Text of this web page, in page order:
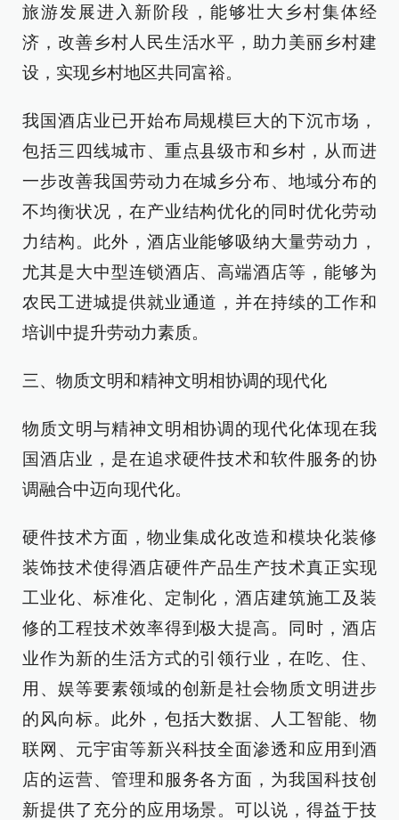
旅游发展进入新阶段，能够壮大乡村集体经
济，改善乡村人民生活水平，助力美丽乡村建
设，实现乡村地区共同富裕。
我国酒店业已开始布局规模巨大的下沉市场，
包括三四线城市、重点县级市和乡村，从而进
一步改善我国劳动力在城乡分布、地域分布的
不均衡状况，在产业结构优化的同时优化劳动
力结构。此外，酒店业能够吸纳大量劳动力，
尤其是大中型连锁酒店、高端酒店等，能够为
农民工进城提供就业通道，并在持续的工作和
培训中提升劳动力素质。
三、物质文明和精神文明相协调的现代化
物质文明与精神文明相协调的现代化体现在我
国酒店业，是在追求硬件技术和软件服务的协
调融合中迈向现代化。
硬件技术方面，物业集成化改造和模块化装修
装饰技术使得酒店硬件产品生产技术真正实现
工业化、标准化、定制化，酒店建筑施工及装
修的工程技术效率得到极大提高。同时，酒店
业作为新的生活方式的引领行业，在吃、住、
用、娱等要素领域的创新是社会物质文明进步
的风向标。此外，包括大数据、人工智能、物
联网、元宇宙等新兴科技全面渗透和应用到酒
店的运营、管理和服务各方面，为我国科技创
新提供了充分的应用场景。可以说，得益于技